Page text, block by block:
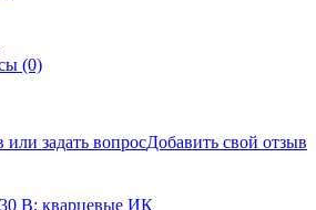
(0)
или задать вопросДобавить свой отзыв